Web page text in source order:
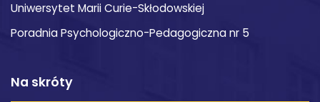
Uniwersytet Marii Curie-Skłodowskiej
Poradnia Psychologiczno-Pedagogiczna nr 5
Na skróty